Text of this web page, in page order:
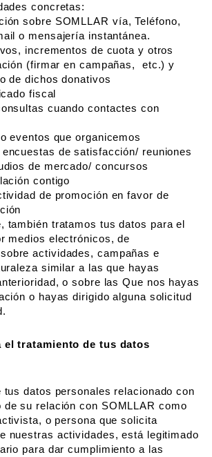
concretas:
sobre SOMLLAR vía, Teléfono,
o mensajería instantánea.
incrementos de cuota y otros
(firmar en campañas, etc.) y
de dichos donativos
fiscal
cuando contactes con
eventos que organicemos
de satisfacción/ reuniones
de mercado/ concursos
contigo
de promoción en favor de
también tratamos tus datos para el
medios electrónicos, de
actividades, campañas e
similar a las que hayas
o sobre las Que nos hayas
o hayas dirigido alguna solicitud
el tratamiento de tus datos
tus datos personales relacionado con
de su relación con SOMLLAR como
o persona que solicita
nuestras actividades, está legitimado
para dar cumplimiento a las